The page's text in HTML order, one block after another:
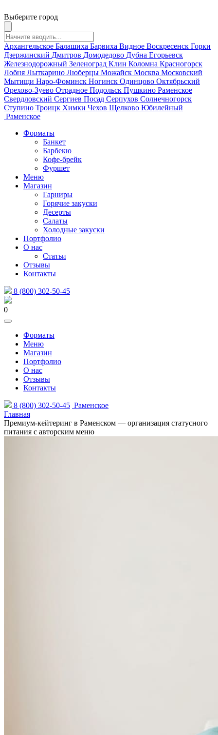
Выберите город
Архангельское Балашиха Барвиха Видное Воскресенск Горки
Дзержинский Дмитров Домодедово Дубна Егорьевск
Железнодорожный Зеленоград Клин Коломна Красногорск
Лобня Лыткарино Люберцы Можайск Москва Московский
Мытищи Наро-Фоминск Ногинск Одинцово Октябрьский
Орехово-Зуево Отрадное Подольск Пушкино Раменское
Свердловский Сергиев Посад Серпухов Солнечногорск
Ступино Троицк Химки Чехов Щелково Юбилейный
Раменское
Форматы
Банкет
Барбекю
Кофе-брейк
Фуршет
Меню
Магазин
Гарниры
Горячие закуски
Десерты
Салаты
Холодные закуски
Портфолио
О нас
Статьи
Отзывы
Контакты
8 (800) 302-50-45
0
Форматы
Меню
Магазин
Портфолио
О нас
Отзывы
Контакты
8 (800) 302-50-45 Раменское
Главная
Премиум-кейтеринг в Раменском — организация статусного
питания с авторским меню